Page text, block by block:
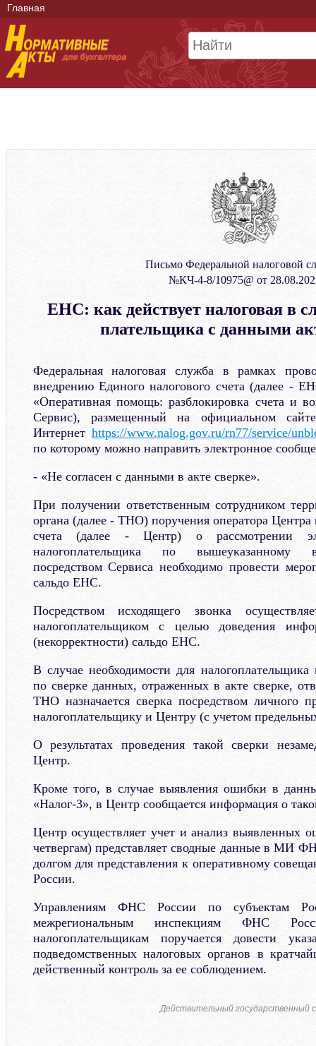
Главная
Письмо Федеральной налоговой
№КЧ-4-8/10975@ от
ЕНС: как действует налоговая в
плательщика с данными
Федеральная налоговая служба в рамках
внедрению Единого налогового счета (далее -
«Оперативная помощь: разблокировка счета и
Сервис), размещенный на официальном
Интернет https://www.nalog.gov.ru/rn77/service/
по которому можно направить электронное
- «Не согласен с данными в акте сверке».
При получении ответственным сотрудником
органа (далее - ТНО) поручения оператора
счета (далее - Центр) о рассмотрении
налогоплательщика по вышеуказанному
посредством Сервиса необходимо провести
сальдо ЕНС.
Посредством исходящего звонка
налогоплательщиком с целью доведения
(некорректности) сальдо ЕНС.
В случае необходимости для
по сверке данных, отраженных в акте сверке,
ТНО назначается сверка посредством личного
налогоплательщику и Центру (с учетом
О результатах проведения такой сверки
Центр.
Кроме того, в случае выявления ошибки в
«Налог-3», в Центр сообщается информация о
Центр осуществляет учет и анализ выявленных
четвергам) представляет сводные данные в МИ
долгом для представления к оперативному
России.
Управлениям ФНС России по субъектам
межрегиональным инспекциям ФНС
налогоплательщикам поручается довести
подведомственных налоговых органов в
действенный контроль за ее соблюдением.
Действительный государственный